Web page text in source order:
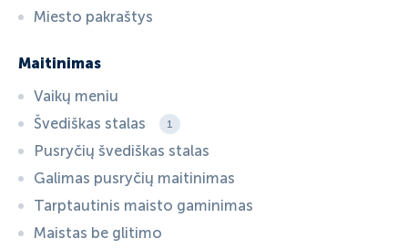
Miesto pakraštys
Maitinimas
Vaikų meniu
Švediškas stalas
1
Pusryčių švediškas stalas
Galimas pusryčių maitinimas
Tarptautinis maisto gaminimas
Maistas be glitimo